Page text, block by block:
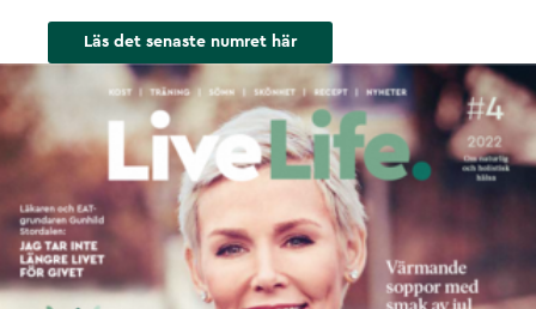
Läs det senaste numret här